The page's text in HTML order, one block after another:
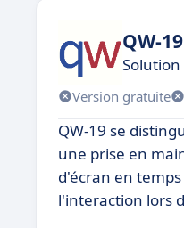
QW-19
Version gratuite
QW-19 se
une prise en
d'écran en
l'interaction lors